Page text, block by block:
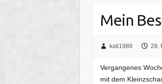
Mein
kati1988 28.
Vergangenes
mit dem